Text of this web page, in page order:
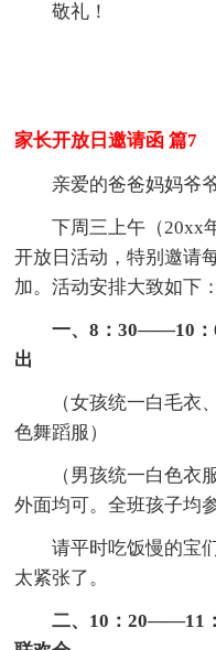
敬礼！
家长开放日邀请函 篇7
亲爱的爸爸妈妈爷
下周三上午（20xx
开放日活动，特别邀请
加。活动安排大致如下：
一、8：30——10：
出
（女孩统一白毛衣
色舞蹈服）
（男孩统一白色衣
外面均可。全班孩子均
请平时吃饭慢的宝
太紧张了。
二、10：20——11